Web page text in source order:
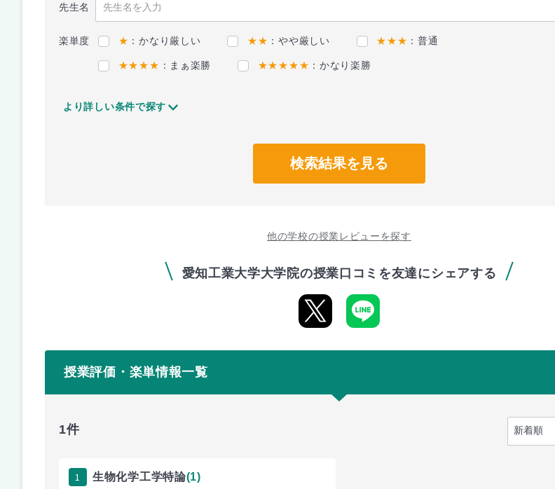
先生名
楽単度 ★ ：かなり厳しい ★★ ：やや厳しい ★★★ ：普通
★★★★ ：まぁ楽勝 ★★★★★ ：かなり楽勝
より詳しい条件で探す
検索結果を見る
他の学校の授業レビューを探す
愛知工業大学大学院の授業口コミを友達にシェアする
授業評価・楽単情報一覧
1件
1 生物化学工学特論(1)